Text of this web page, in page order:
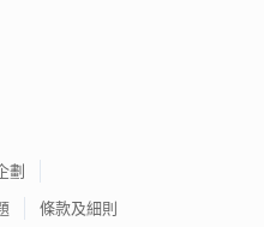
劃
條款及細則